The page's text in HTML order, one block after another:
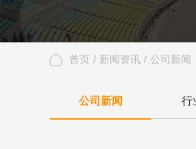
首页 / 新闻资讯 / 公司新闻
公司新闻 行